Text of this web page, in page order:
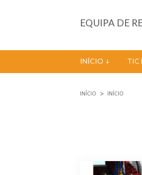
EQUIPA DE
INÍCIO TIC
INÍCIO INÍCIO